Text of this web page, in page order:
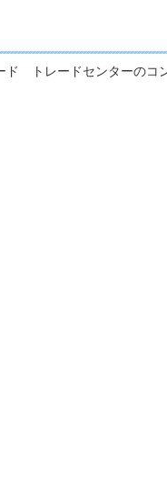
トレードセンターのコ